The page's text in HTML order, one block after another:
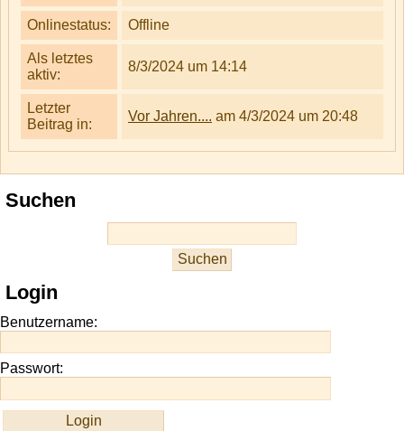
Onlinestatus: Offline
Als letztes
aktiv:
8/3/2024 um 14:14
Letzter
Beitrag in:
Vor Jahren.... am 4/3/2024 um 20:48
Suchen
Login
Benutzername:
Passwort: